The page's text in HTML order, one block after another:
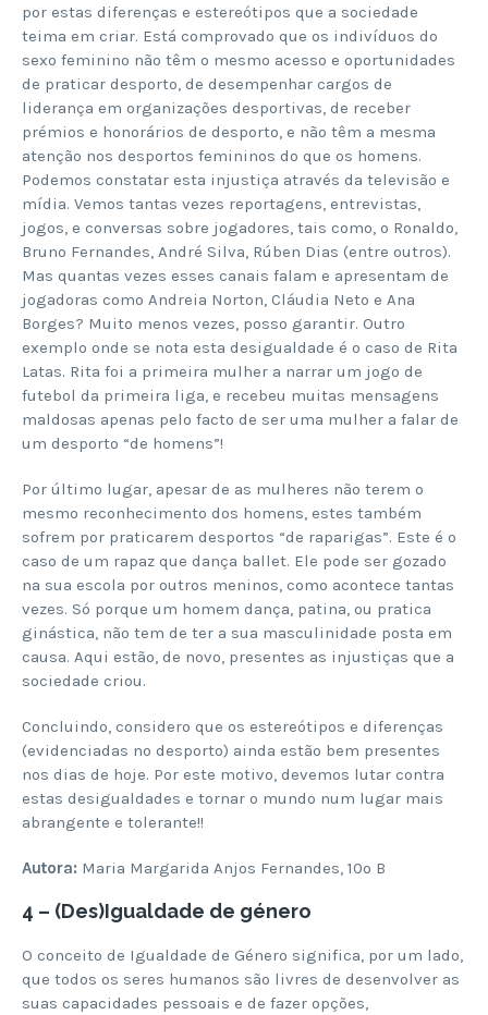
por estas diferenças e estereótipos que a sociedade
teima em criar. Está comprovado que os indivíduos do
sexo feminino não têm o mesmo acesso e oportunidades
de praticar desporto, de desempenhar cargos de
liderança em organizações desportivas, de receber
prémios e honorários de desporto, e não têm a mesma
atenção nos desportos femininos do que os homens.
Podemos constatar esta injustiça através da televisão e
mídia. Vemos tantas vezes reportagens, entrevistas,
jogos, e conversas sobre jogadores, tais como, o Ronaldo,
Bruno Fernandes, André Silva, Rúben Dias (entre outros).
Mas quantas vezes esses canais falam e apresentam de
jogadoras como Andreia Norton, Cláudia Neto e Ana
Borges? Muito menos vezes, posso garantir. Outro
exemplo onde se nota esta desigualdade é o caso de Rita
Latas. Rita foi a primeira mulher a narrar um jogo de
futebol da primeira liga, e recebeu muitas mensagens
maldosas apenas pelo facto de ser uma mulher a falar de
um desporto “de homens”!
Por último lugar, apesar de as mulheres não terem o
mesmo reconhecimento dos homens, estes também
sofrem por praticarem desportos “de raparigas”. Este é o
caso de um rapaz que dança ballet. Ele pode ser gozado
na sua escola por outros meninos, como acontece tantas
vezes. Só porque um homem dança, patina, ou pratica
ginástica, não tem de ter a sua masculinidade posta em
causa. Aqui estão, de novo, presentes as injustiças que a
sociedade criou.
Concluindo, considero que os estereótipos e diferenças
(evidenciadas no desporto) ainda estão bem presentes
nos dias de hoje. Por este motivo, devemos lutar contra
estas desigualdades e tornar o mundo num lugar mais
abrangente e tolerante!!
Autora: Maria Margarida Anjos Fernandes, 10º B
4 – (Des)Igualdade de género
O conceito de Igualdade de Género significa, por um lado,
que todos os seres humanos são livres de desenvolver as
suas capacidades pessoais e de fazer opções,